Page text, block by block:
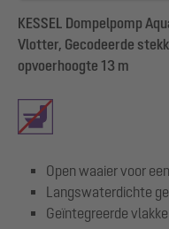
KESSEL Dompelpomp
Vlotter, Gecodeerde
opvoerhoogte 13 m
Open waaier voor
Langswaterdichte
Geïntegreerde